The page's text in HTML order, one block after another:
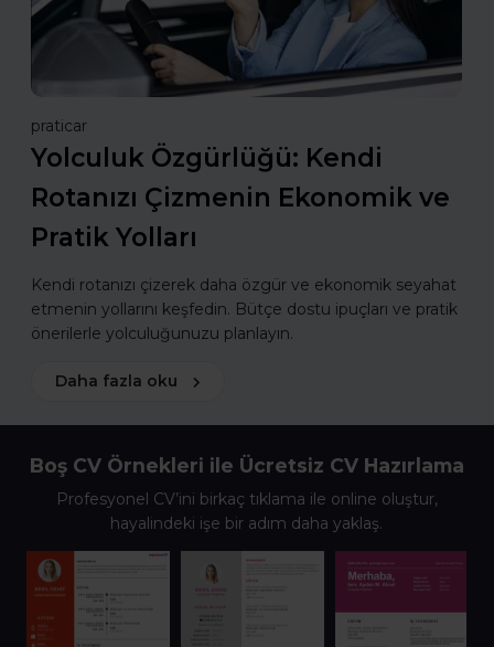
praticar
Yolculuk Özgürlüğü: Kendi
Rotanızı Çizmenin Ekonomik ve
Pratik Yolları
Kendi rotanızı çizerek daha özgür ve ekonomik seyahat
etmenin yollarını keşfedin. Bütçe dostu ipuçları ve pratik
önerilerle yolculuğunuzu planlayın.
Daha fazla oku
Boş CV Örnekleri ile Ücretsiz CV Hazırlama
Profesyonel CV’ini birkaç tıklama ile online oluştur,
hayalindeki işe bir adım daha yaklaş.